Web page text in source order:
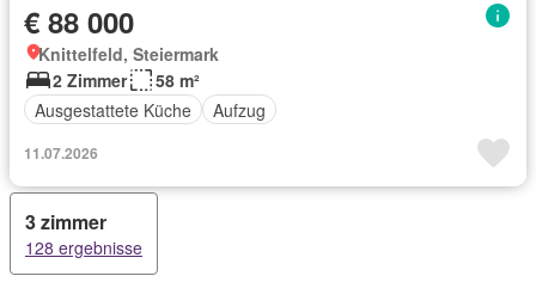
€ 88 000
Knittelfeld, Steiermark
2 Zimmer
58 m²
Ausgestattete Küche
Aufzug
11.07.2026
3 zimmer
128 ergebnisse